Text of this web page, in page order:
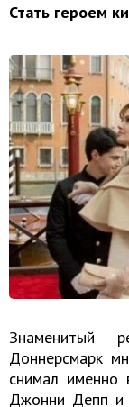
Стать героем
Знаменитый
Доннерсмарк
снимал именно
Джонни Депп и